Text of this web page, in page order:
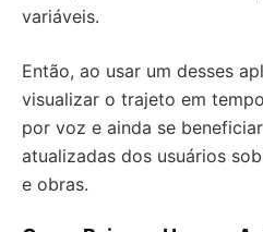
variáveis.
Então, ao usar um desses
visualizar o trajeto em
por voz e ainda se
atualizadas dos usuários
e obras.